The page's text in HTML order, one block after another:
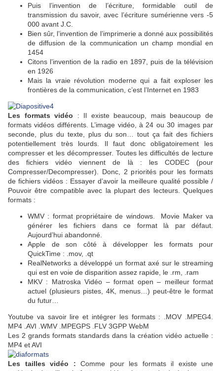
Puis l’invention de l’écriture, formidable outil de
transmission du savoir, avec l’écriture sumérienne vers -5
000 avant J.C.
Bien sûr, l’invention de l’imprimerie a donné aux possibilités
de diffusion de la communication un champ mondial en
1454
Citons l’invention de la radio en 1897, puis de la télévision
en 1926
Mais la vraie révolution moderne qui a fait exploser les
frontières de la communication, c’est l’Internet en 1983
Les formats vidéo : Il existe beaucoup, mais beaucoup de
formats vidéos différents. L’image vidéo, à 24 ou 30 images par
seconde, plus du texte, plus du son… tout ça fait des fichiers
potentiellement très lourds. Il faut donc obligatoirement les
compresser et les décompresser. Toutes les difficultés de lecture
des fichiers vidéo viennent de là : les CODEC (pour
Compresser/Decompresser). Donc, 2 priorités pour les formats
de fichiers vidéos : Essayer d’avoir la meilleure qualité possible /
Pouvoir être compatible avec la plupart des lecteurs. Quelques
formats :
WMV : format propriétaire de windows. Movie Maker va
générer les fichiers dans ce format là par défaut.
Aujourd’hui abandonné.
Apple de son côté à développer les formats pour
QuickTime : .mov, .qt
RealNetworks a développé un format axé sur le streaming
qui est en voie de disparition assez rapide, le .rm, .ram
MKV : Matroska Vidéo – format open – meilleur format
actuel (plusieurs pistes, 4K, menus…) peut-être le format
du futur…
Youtube va savoir lire et intégrer les formats : .MOV .MPEG4.
MP4 .AVI .WMV .MPEGPS .FLV 3GPP WebM
Les 2 grands formats standards dans la création vidéo actuelle :
MP4 et AVI
Les tailles vidéo : Comme pour les formats il existe une